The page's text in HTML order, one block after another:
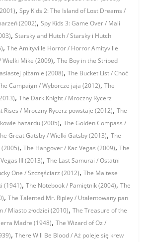
,Spy Kids 2: The Island of Lost Dreams /
(2002),Spy Kids 3: Game Over / Mali
,Starsky and Hutch / Starsky i Hutch
,The Amityville Horror / Horror Amityville
Wielki Mike (2009),The Boy in the Striped
piżamie (2008),The Bucket List / Choć
Campaign / Wyborcze jaja (2012),The
,The Dark Knight / Mroczny Rycerz
Rises / Mroczny Rycerz powstaje (2012),The
hazardu (2005),The Golden Compass /
Great Gatsby / Wielki Gatsby (2013),The
,The Hangover / Kac Vegas (2009),The
III (2013),The Last Samurai / Ostatni
One / Szczęściarz (2012),The Maltese
(1941),The Notebook / Pamiętnik (2004),The
,The Talented Mr. Ripley / Utalentowany pan
/ Miasto złodziei (2010),The Treasure of the
Madre (1948),The Wizard of Oz /
,There Will Be Blood / Aż poleje się krew